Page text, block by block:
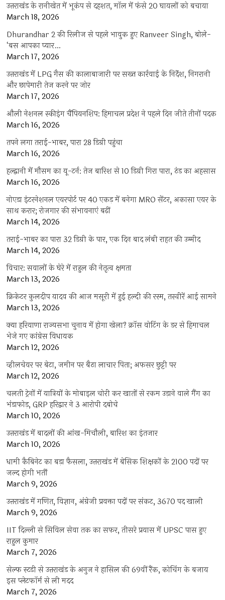
उत्तराखंड के रानीखेत में भूकंप से दहशत, मॉल में फंसे 20 घायलों को बचाया
March 18, 2026
Dhurandhar 2 की रिलीज से पहले भावुक हुए Ranveer Singh, बोले-
‘बस आपका प्यार…
March 17, 2026
उत्तराखंड में LPG गैस की कालाबाजारी पर सख्त कार्रवाई के निर्देश, निगरानी
और छापेमारी तेज करने पर जोर
March 17, 2026
औली नेशनल स्कीइंग चैंपियनशिप: हिमाचल प्रदेश ने पहले दिन जीते तीनों पदक
March 16, 2026
तपने लगा तराई-भाबर, पारा 28 डिग्री पहुंचा
March 16, 2026
हल्द्वानी में मौसम का यू-टर्न: तेज बारिश से 10 डिग्री गिरा पारा, ठंड का अहसास
March 16, 2026
नोएडा इंटरनेशनल एयरपोर्ट पर 40 एकड़ में बनेगा MRO सेंटर, अकासा एयर के
साथ करार; रोजगार की संभावनाएं बढ़ीं
March 14, 2026
तराई-भाबर का पारा 32 डिग्री के पार, एक दिन बाद लंबी राहत की उम्मीद
March 14, 2026
विचार: सवालों के घेरे में राहुल की नेतृत्व क्षमता
March 13, 2026
क्रिकेटर कुलदीप यादव की आज मसूरी में हुई हल्दी की रस्म, तस्वीरें आई सामने
March 13, 2026
क्या हरियाणा राज्यसभा चुनाव में होगा खेला? क्रॉस वोटिंग के डर से हिमाचल
भेजे गए कांग्रेस विधायक
March 12, 2026
व्हीलचेयर पर बेटा, जमीन पर बैठा लाचार पिता; अफसर छुट्टी पर
March 12, 2026
चलती ट्रेनों में यात्रियों के मोबाइल चोरी कर खातों से रकम उड़ाने वाले गैंग का
भंडाफोड़, GRP हरिद्वार ने 3 आरोपी दबोचे
March 10, 2026
उत्तराखंड में बादलों की आंख-मिचौली, बारिश का इंतजार
March 10, 2026
धामी कैबिनेट का बड़ा फैसला, उत्तराखंड में बेसिक शिक्षकों के 2100 पदों पर
जल्द होगी भर्ती
March 9, 2026
उत्तराखंड में गणित, विज्ञान, अंग्रेजी प्रवक्ता पदों पर संकट, 3670 पद खाली
March 9, 2026
IIT दिल्ली से सिविल सेवा तक का सफर, तीसरे प्रयास में UPSC पास हुए
राहुल कुमार
March 7, 2026
सेल्फ स्टडी से उत्तराखंड के अनुज ने हासिल की 69वीं रैंक, कोचिंग के बजाय
इस प्लेटफॉर्म से ली मदद
March 7, 2026